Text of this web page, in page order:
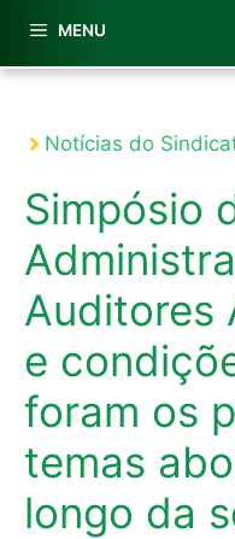
MENU
Notícias do
Simpósio
Auditores
e
foram os
temas
longo da